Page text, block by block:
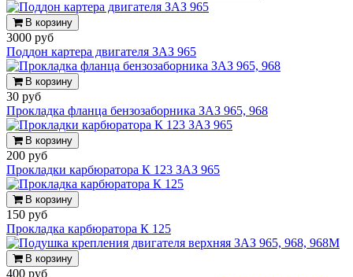
В корзину
3000 руб
Поддон картера двигателя ЗАЗ 965
В корзину
30 руб
Прокладка фланца бензозаборника ЗАЗ 965, 968
В корзину
200 руб
Прокладки карбюратора К 123 ЗАЗ 965
В корзину
150 руб
Прокладка карбюратора К 125
В корзину
400 руб